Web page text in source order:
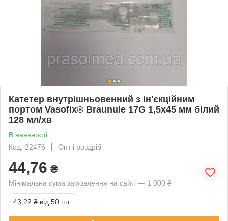
Катетер внутрішньовенний з ін'єкційним
портом Vasofix® Braunule 17G 1,5x45 мм білий
128 мл/хв
В наявності
Код: 22476
Опт і роздріб
44,76 ₴
Мінімальна сума замовлення на сайті — 1 000 ₴
43,22 ₴ від 50 шт.